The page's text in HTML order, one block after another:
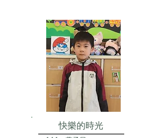
快樂的時光